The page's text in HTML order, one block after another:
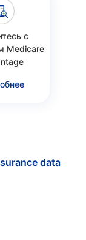
с
Medicare
data